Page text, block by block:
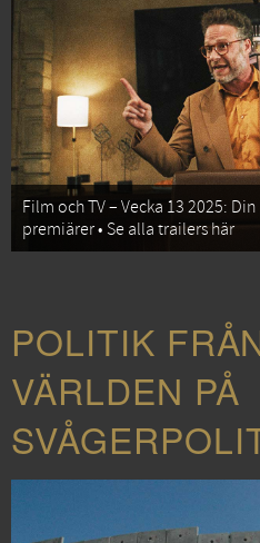
Film och TV – Vecka 13 2025:
premiärer • Se alla trailers här
POLITIK
VÄRLDEN PÅ